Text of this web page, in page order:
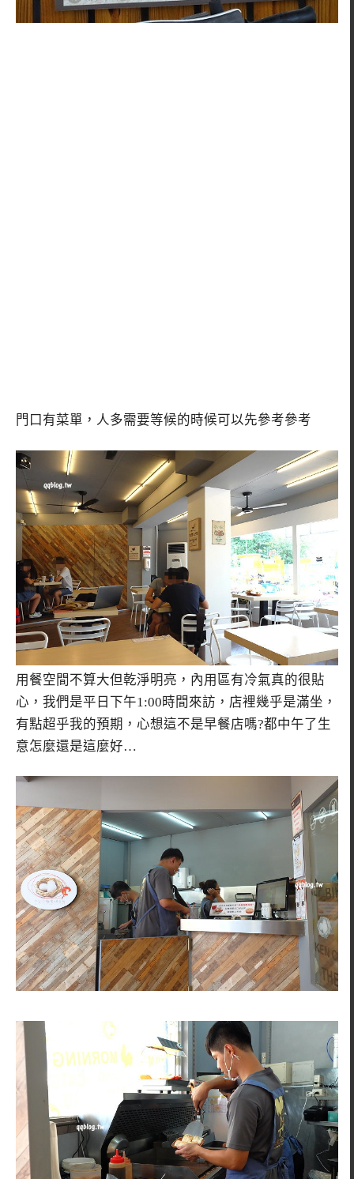
門口有菜單，人多需要等候的時候可以先參考參考
用餐空間不算大但乾淨明亮，內用區有冷氣真的很貼
心，我們是平日下午1:00時間來訪，店裡幾乎是滿坐，
有點超乎我的預期，心想這不是早餐店嗎?都中午了生
意怎麼還是這麼好…